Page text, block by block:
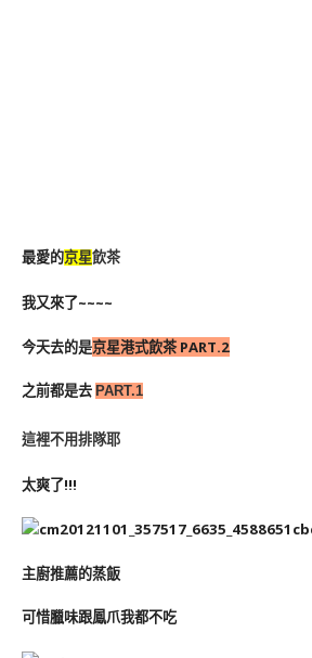
最愛的京星飲茶
我又來了~~~~
今天去的是京星港式飲茶 PART.2
之前都是去 PART.1
這裡不用排隊耶
太爽了!!!
主廚推薦的蒸飯
可惜臘味跟鳳爪我都不吃